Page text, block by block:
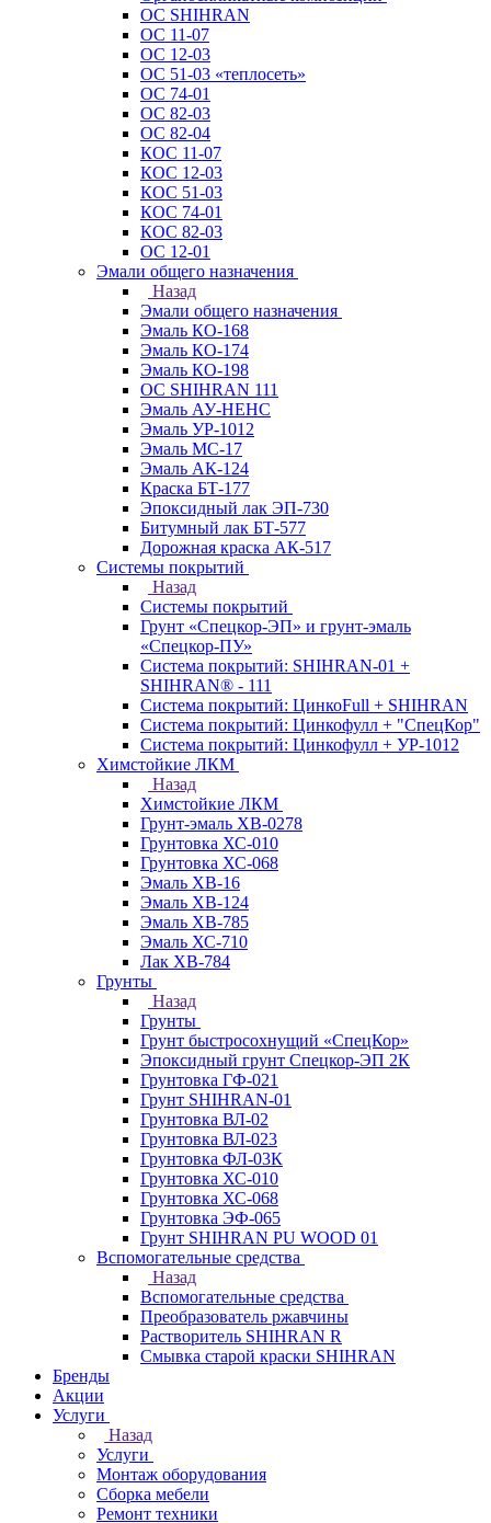
ОС SHIHRAN
ОС 11-07
ОС 12-03
ОС 51-03 «теплосеть»
ОС 74-01
ОС 82-03
ОС 82-04
КОС 11-07
КОС 12-03
КОС 51-03
КОС 74-01
КОС 82-03
ОС 12-01
Эмали общего назначения
Назад
Эмали общего назначения
Эмаль КО-168
Эмаль КО-174
Эмаль КО-198
ОС SHIHRAN 111
Эмаль АУ-НЕНС
Эмаль УР-1012
Эмаль МС-17
Эмаль АК-124
Краска БТ-177
Эпоксидный лак ЭП-730
Битумный лак БТ-577
Дорожная краска АК-517
Системы покрытий
Назад
Системы покрытий
Грунт «Спецкор-ЭП» и грунт-эмаль
«Спецкор-ПУ»
Система покрытий: SHIHRAN-01 +
SHIHRAN® - 111
Система покрытий: ЦинкоFull + SHIHRAN
Система покрытий: Цинкофулл + "СпецКор"
Система покрытий: Цинкофулл + УР-1012
Химстойкие ЛКМ
Назад
Химстойкие ЛКМ
Грунт-эмаль ХВ-0278
Грунтовка ХС-010
Грунтовка ХС-068
Эмаль ХВ-16
Эмаль ХВ-124
Эмаль ХВ-785
Эмаль ХС-710
Лак ХВ-784
Грунты
Назад
Грунты
Грунт быстросохнущий «СпецКор»
Эпоксидный грунт Спецкор-ЭП 2К
Грунтовка ГФ-021
Грунт SHIHRAN-01
Грунтовка ВЛ-02
Грунтовка ВЛ-023
Грунтовка ФЛ-03К
Грунтовка ХС-010
Грунтовка ХС-068
Грунтовка ЭФ-065
Грунт SHIHRAN PU WOOD 01
Вспомогательные средства
Назад
Вспомогательные средства
Преобразователь ржавчины
Растворитель SHIHRAN R
Смывка старой краски SHIHRAN
Бренды
Акции
Услуги
Назад
Услуги
Монтаж оборудования
Сборка мебели
Ремонт техники